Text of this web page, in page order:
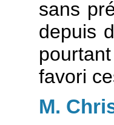
sans
depuis
favori
M.